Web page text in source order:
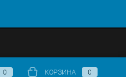
0 КОРЗИНА 0